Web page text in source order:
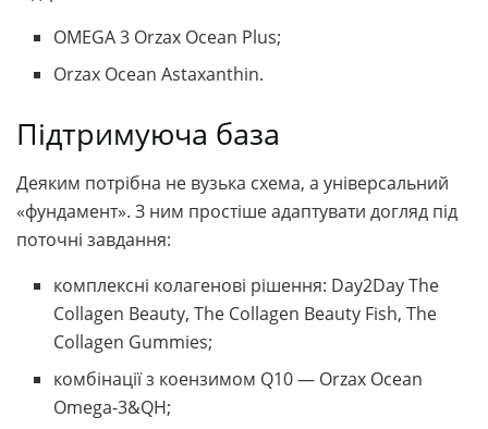
OMEGA 3 Orzax Ocean Plus;
Orzax Ocean Astaxanthin.
Підтримуюча база
Деяким потрібна не вузька схема, а універсальний
«фундамент». З ним простіше адаптувати догляд під
поточні завдання:
комплексні колагенові рішення: Day2Day The
Collagen Beauty, The Collagen Beauty Fish, The
Collagen Gummies;
комбінації з коензимом Q10 — Orzax Ocean
Omega-3&QH;